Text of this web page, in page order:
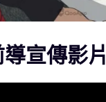
導宣傳影片